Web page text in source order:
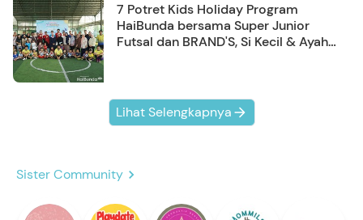
7 Potret Kids Holiday Program
HaiBunda bersama Super Junior
Futsal dan BRAND'S, Si Kecil & Ayah
Lihat Selengkapnya
Sister Community